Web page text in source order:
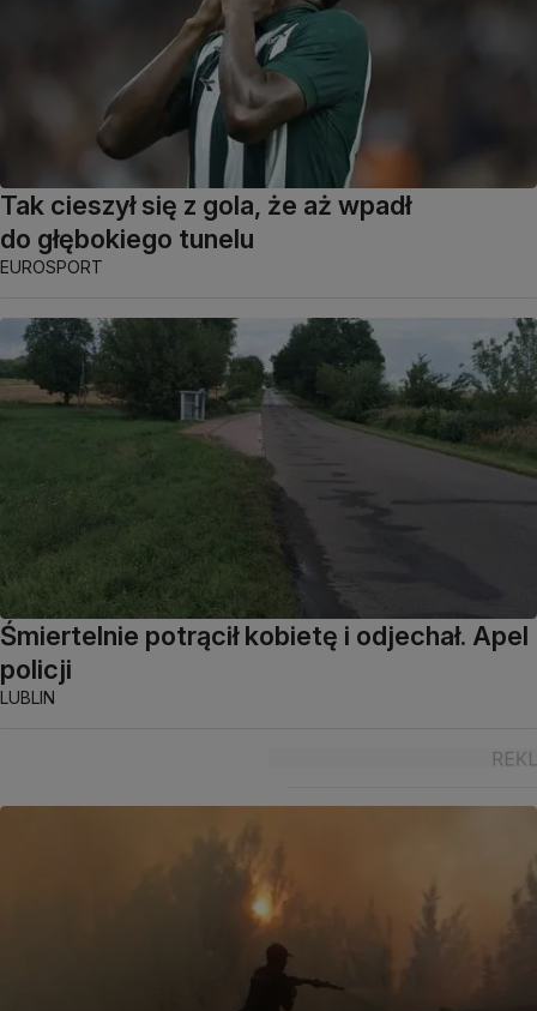
Tak cieszył się z gola, że aż wpadł
do głębokiego tunelu
EUROSPORT
Śmiertelnie potrącił kobietę i odjechał. Apel
policji
LUBLIN